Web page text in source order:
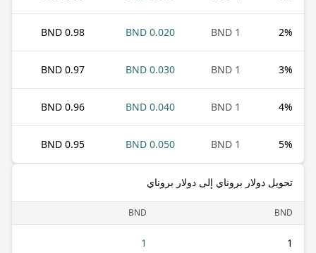
2%
1 BND
0.020 BND
0.98 BND
3%
1 BND
0.030 BND
0.97 BND
4%
1 BND
0.040 BND
0.96 BND
5%
1 BND
0.050 BND
0.95 BND
تحويل دولار بروناي إلى دولار بروناي
BND
BND
1
1